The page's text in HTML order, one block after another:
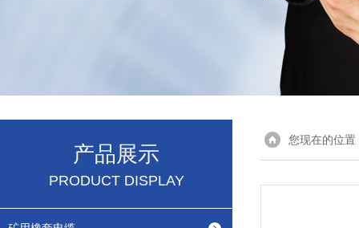
产品展示
PRODUCT DISPLAY
您现在的位置